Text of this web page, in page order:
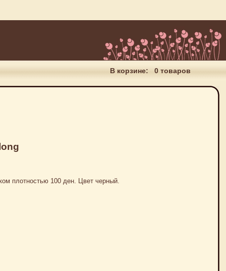
В корзине: 0 товаров
плотностью 100 ден. Цвет черный.